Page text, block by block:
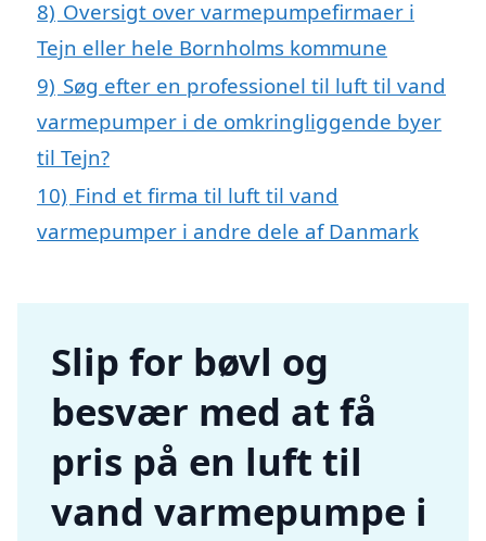
8) Oversigt over varmepumpefirmaer i
Tejn eller hele Bornholms kommune
9) Søg efter en professionel til luft til vand
varmepumper i de omkringliggende byer
til Tejn?
10) Find et firma til luft til vand
varmepumper i andre dele af Danmark
Slip for bøvl og
besvær med at få
pris på en luft til
vand varmepumpe i